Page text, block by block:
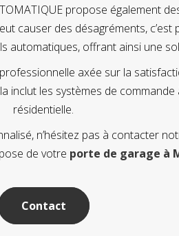
propose également
causer des désagréments,
offrant ainsi une
axée sur la
inclut les systèmes de
résidentielle.
n’hésitez pas à contacter
de votre porte de garage à
Contact